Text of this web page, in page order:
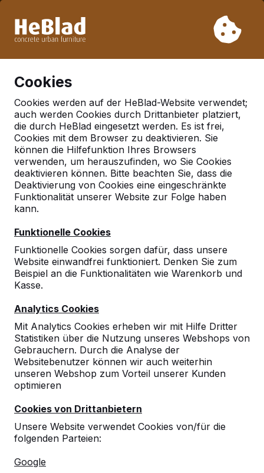
Woche 33 nicht. Bitte berücksichtigen Sie daher längere
Cookies
Cookies werden auf der HeBlad-Website verwendet;
auch werden Cookies durch Drittanbieter platziert,
die durch HeBlad eingesetzt werden. Es ist frei,
Cookies mit dem Browser zu deaktivieren. Sie
können die Hilfefunktion Ihres Browsers
verwenden, um herauszufinden, wo Sie Cookies
deaktivieren können. Bitte beachten Sie, dass die
Deaktivierung von Cookies eine eingeschränkte
Funktionalität unserer Website zur Folge haben
kann.
Funktionelle Cookies
Funktionelle Cookies sorgen dafür, dass unsere
Website einwandfrei funktioniert. Denken Sie zum
Beispiel an die Funktionalitäten wie Warenkorb und
Kasse.
Analytics Cookies
Mit Analytics Cookies erheben wir mit Hilfe Dritter
Statistiken über die Nutzung unseres Webshops von
Gebrauchern. Durch die Analyse der
Websitebenutzer können wir auch weiterhin
unseren Webshop zum Vorteil unserer Kunden
optimieren
Cookies von Drittanbietern
Unsere Website verwendet Cookies von/für die
folgenden Parteien:
Google
Deutschland
Referenties in:
Schwetzingen